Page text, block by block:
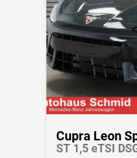
Cupra Leon
ST 1,5 eTSI